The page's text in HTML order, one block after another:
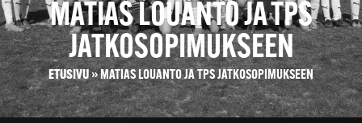
MATIAS LOUANTO JA TPS
JATKOSOPIMUKSEEN
ETUSIVU»MATIAS LOUANTO JA TPS JATKOSOPIMUKSEEN